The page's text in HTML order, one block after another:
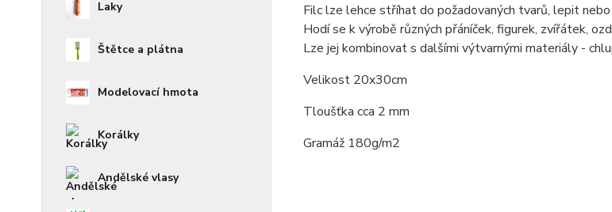
Laky
Štětce a plátna
Modelovací hmota
Korálky
Andělské vlasy
Filc lze lehce stříhat do požadovaných tvarů, lepit
Hodí se k výrobě různých přáníček, figurek, zvířátek,
Lze jej kombinovat s dalšími výtvarnými materiály -
Velikost 20x30cm
Tloušťka cca 2 mm
Gramáž 180g/m2